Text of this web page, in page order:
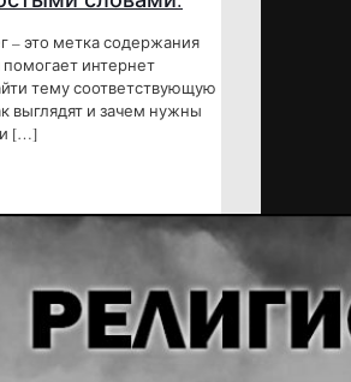
– это метка содержания
помогает интернет
тему соответствующую
выглядят и зачем нужны
[…]